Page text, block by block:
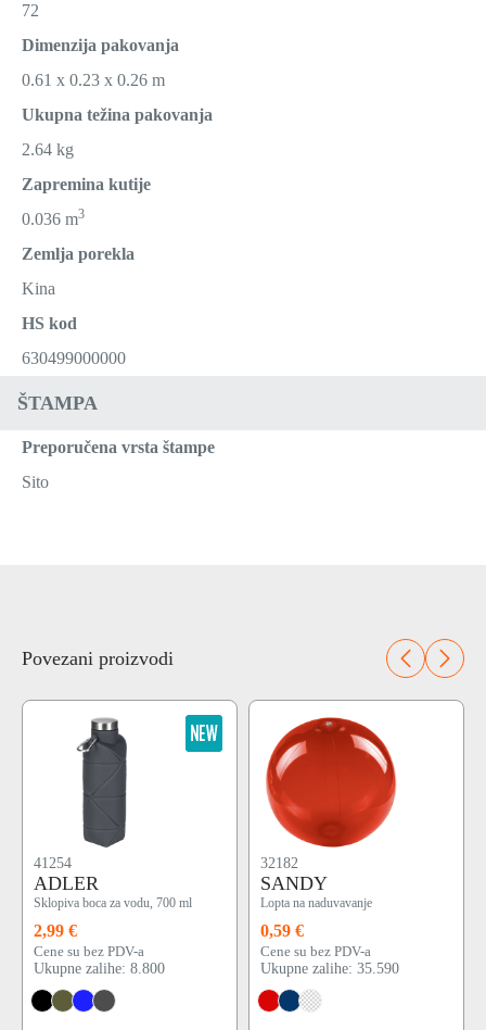
72
Dimenzija pakovanja
0.61 x 0.23 x 0.26 m
Ukupna težina pakovanja
2.64 kg
Zapremina kutije
0.036 m3
Zemlja porekla
Kina
HS kod
630499000000
ŠTAMPA
Preporučena vrsta štampe
Sito
Povezani proizvodi
41254
ADLER
Sklopiva boca za vodu, 700 ml
2,99 €
Cene su bez PDV-a
Ukupne zalihe: 8.800
32182
SANDY
Lopta na naduvavanje
0,59 €
Cene su bez PDV-a
Ukupne zalihe: 35.590